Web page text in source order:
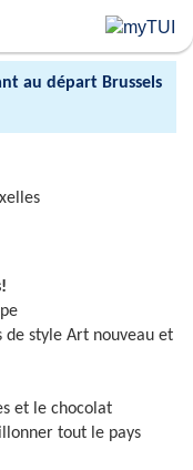
au départ Brussels
de style Art nouveau et
et le chocolat
tout le pays